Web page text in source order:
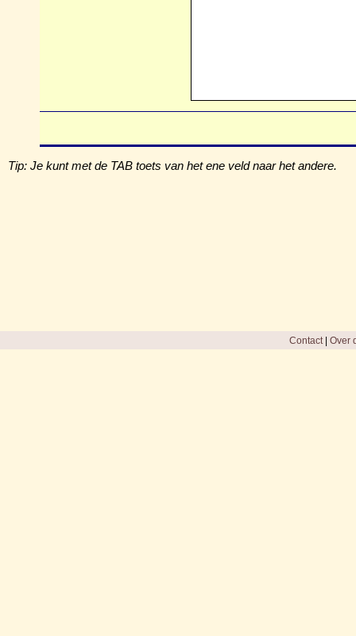
Tip: Je kunt met de TAB toets van het ene veld naar het andere.
Contact| Over